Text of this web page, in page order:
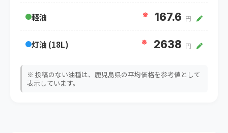
軽油 ※ 167.6 円
灯油 (18L) ※ 2638 円
※ 投稿のない油種は、鹿児島県の平均価格を参考値として
表示しています。